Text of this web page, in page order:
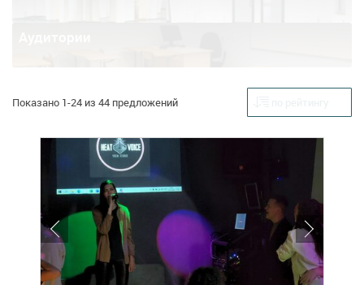
Показано 1-24 из 44 предложений